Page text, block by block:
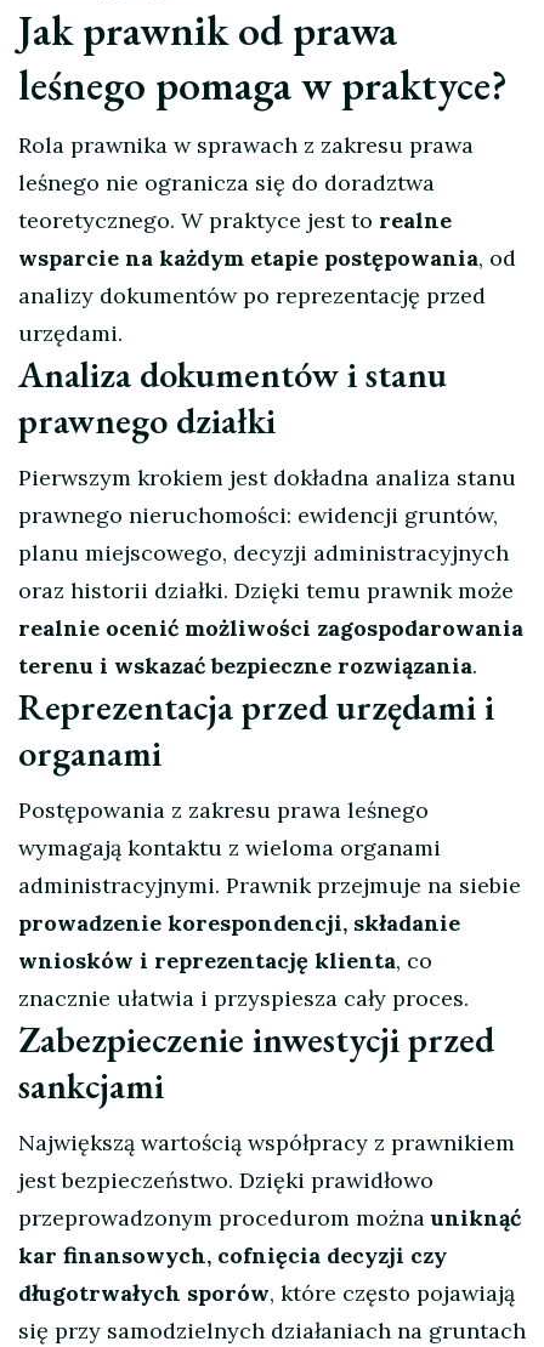
Jak prawnik od prawa
leśnego pomaga w praktyce?
Rola prawnika w sprawach z zakresu prawa
leśnego nie ogranicza się do doradztwa
teoretycznego. W praktyce jest to realne
wsparcie na każdym etapie postępowania, od
analizy dokumentów po reprezentację przed
urzędami.
Analiza dokumentów i stanu
prawnego działki
Pierwszym krokiem jest dokładna analiza stanu
prawnego nieruchomości: ewidencji gruntów,
planu miejscowego, decyzji administracyjnych
oraz historii działki. Dzięki temu prawnik może
realnie ocenić możliwości zagospodarowania
terenu i wskazać bezpieczne rozwiązania.
Reprezentacja przed urzędami i
organami
Postępowania z zakresu prawa leśnego
wymagają kontaktu z wieloma organami
administracyjnymi. Prawnik przejmuje na siebie
prowadzenie korespondencji, składanie
wniosków i reprezentację klienta, co
znacznie ułatwia i przyspiesza cały proces.
Zabezpieczenie inwestycji przed
sankcjami
Największą wartością współpracy z prawnikiem
jest bezpieczeństwo. Dzięki prawidłowo
przeprowadzonym procedurom możnauniknąć
kar finansowych, cofnięcia decyzji czy
długotrwałych sporów, które często pojawiają
się przy samodzielnych działaniach na gruntach